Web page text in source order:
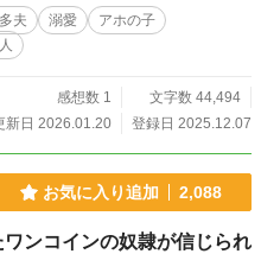
の子が無自覚に世界
くりご都合主義100%ファンタジー
夫 溺愛
アホの子
感想数 1
文字数 44,494
新日 2026.01.20
登録日 2025.12.07
お気に入り追加 2,088
ンコインの奴隷が信じられ